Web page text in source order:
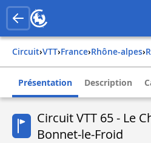
Circuit› VTT› france› rhône-alpes›
Présentation Description
Circuit VTT 65 - Le
Bonnet-le-Froid